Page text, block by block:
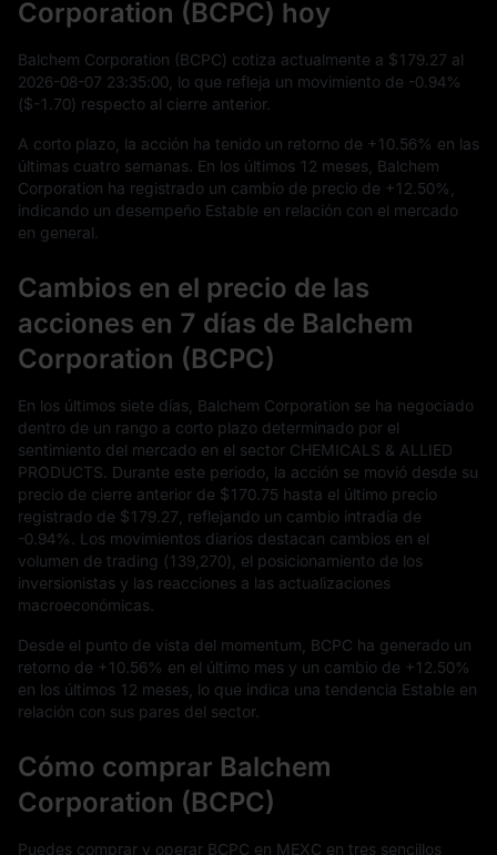
Corporation (BCPC) hoy
Balchem Corporation (BCPC) cotiza actualmente a $179.27 al
2026-08-07 23:35:00 , lo que refleja un movimiento de -0.94%
($-1.70) respecto al cierre anterior.
A corto plazo, la acción ha tenido un retorno de +10.56% en las
últimas cuatro semanas. En los últimos 12 meses, Balchem
Corporation ha registrado un cambio de precio de +12.50%
indicando un desempeño Estable en relación con el mercado
en general.
Cambios en el precio de las
acciones en 7 días de Balchem
Corporation (BCPC)
En los últimos siete días, Balchem Corporation se ha negociado
dentro de un rango a corto plazo determinado por el
sentimiento del mercado en el sector CHEMICALS & ALLIED
PRODUCTS. Durante este periodo, la acción se movió desde su
precio de cierre anterior de $170.75 hasta el último precio
registrado de $179.27 , reflejando un cambio intradía de
-0.94%
. Los movimientos diarios destacan cambios en el
volumen de trading (139,270), el posicionamiento de los
inversionistas y las reacciones a las actualizaciones
macroeconómicas.
Desde el punto de vista del momentum, BCPC ha generado un
retorno de +10.56% en el último mes y un cambio de +12.50%
en los últimos 12 meses, lo que indica una tendencia Estable en
relación con sus pares del sector.
Cómo comprar Balchem
Corporation (BCPC)
Puedes comprar y operar BCPC en MEXC en tres sencillos